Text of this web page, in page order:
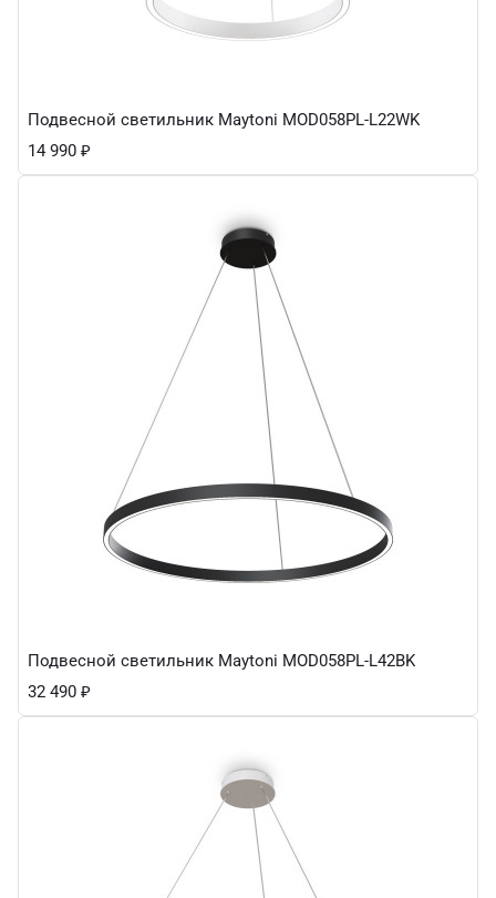
Подвесной светильник Maytoni MOD058PL-L22WK
14 990 ₽
Подвесной светильник Maytoni MOD058PL-L42BK
32 490 ₽